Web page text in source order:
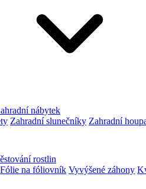
nábytek
Zahradní slunečníky Zahradní
rostlin
Fólie na fóliovník Vyvýšené záhony